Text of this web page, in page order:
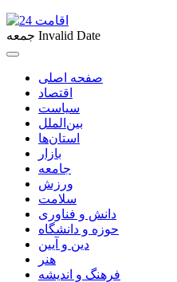
جمعه Invalid Date
صفحه اصلی
اقتصاد
سیاست
بین‌الملل
استان‌ها
بازار
جامعه
ورزش
سلامت
دانش و فناوری
حوزه و دانشگاه
دین و آیین
هنر
فرهنگ و اندیشه